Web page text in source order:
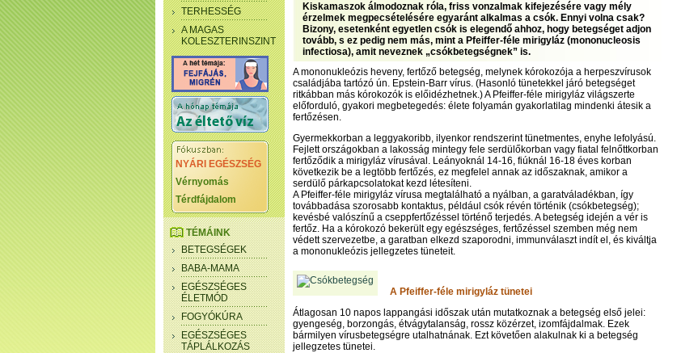
TERHESSÉG
A MAGAS
KOLESZTERINSZINT
NYÁRI EGÉSZSÉG
Vérnyomás
Térdfájdalom
TÉMÁINK
BETEGSÉGEK
BABA-MAMA
EGÉSZSÉGES
ÉLETMÓD
FOGYÓKÚRA
EGÉSZSÉGES
TÁPLÁLKOZÁS
Kiskamaszok álmodoznak róla, friss vonzalmak kifejezésére vagy mély
érzelmek megpecsételésére egyaránt alkalmas a csók. Ennyi volna csak?
Bizony, esetenként egyetlen csók is elegendő ahhoz, hogy betegséget adjon
tovább, s ez pedig nem más, mint a Pfeiffer-féle mirigyláz (mononucleosis
infectiosa), amit neveznek „csókbetegségnek” is.
A mononukleózis heveny, fertőző betegség, melynek kórokozója a herpeszvírusok
családjába tartózó ún. Epstein-Barr vírus. (Hasonló tünetekkel járó betegséget
ritkábban más kórokozók is előidézhetnek.) A Pfeiffer-féle mirigyláz világszerte
előforduló, gyakori megbetegedés: élete folyamán gyakorlatilag mindenki átesik a
fertőzésen.
Gyermekkorban a leggyakoribb, ilyenkor rendszerint tünetmentes, enyhe lefolyású.
Fejlett országokban a lakosság mintegy fele serdülőkorban vagy fiatal felnőttkorban
fertőződik a mirigyláz vírusával. Leányoknál 14-16, fiúknál 16-18 éves korban
következik be a legtöbb fertőzés, ez megfelel annak az időszaknak, amikor a
serdülő párkapcsolatokat kezd létesíteni.
A Pfeiffer-féle mirigyláz vírusa megtalálható a nyálban, a garatváladékban, így
továbbadása szorosabb kontaktus, például csók révén történik (csókbetegség);
kevésbé valószínű a cseppfertőzéssel történő terjedés. A betegség idején a vér is
fertőz. Ha a kórokozó bekerült egy egészséges, fertőzéssel szemben még nem
védett szervezetbe, a garatban elkezd szaporodni, immunválaszt indít el, és kiváltja
a mononukleózis jellegzetes tüneteit.
A Pfeiffer-féle mirigyláz tünetei
Átlagosan 10 napos lappangási időszak után mutatkoznak a betegség első jelei:
gyengeség, borzongás, étvágytalanság, rossz közérzet, izomfájdalmak. Ezek
bármilyen vírusbetegségre utalhatnának. Ezt követően alakulnak ki a betegség
jellegzetes tünetei.